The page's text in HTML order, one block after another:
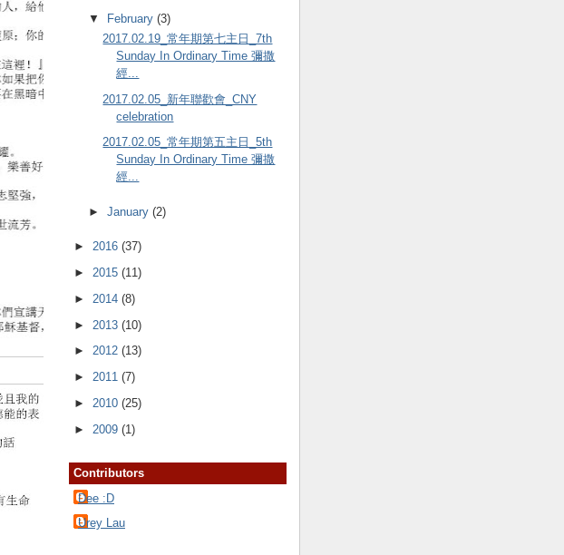
▼ February (3)
2017.02.19_常年期第七主日_7th
Sunday In Ordinary Time 彌撒
經...
2017.02.05_新年聯歡會_CNY
celebration
2017.02.05_常年期第五主日_5th
Sunday In Ordinary Time 彌撒
經...
► January (2)
► 2016 (37)
► 2015 (11)
► 2014 (8)
► 2013 (10)
► 2012 (13)
► 2011 (7)
► 2010 (25)
► 2009 (1)
Contributors
Dee :D
Urey Lau